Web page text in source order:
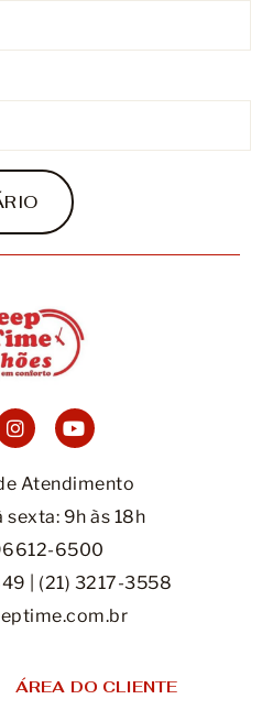
Atendimento
sexta: 9h às 18h
6500
| (21) 3217-3558
ÁREA DO CLIENTE